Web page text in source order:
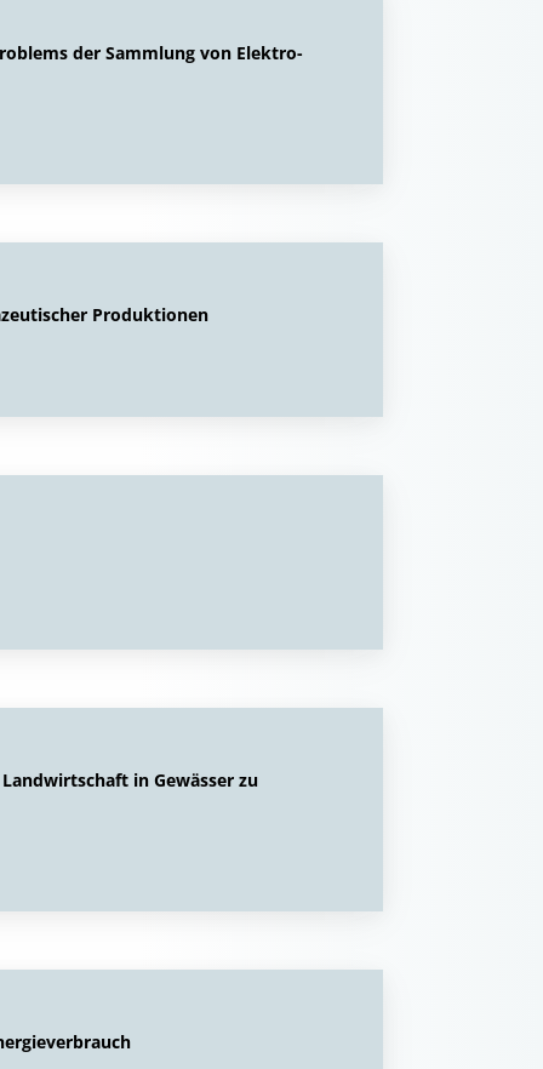
der Sammlung von Elektro-
Produktionen
in Gewässer zu